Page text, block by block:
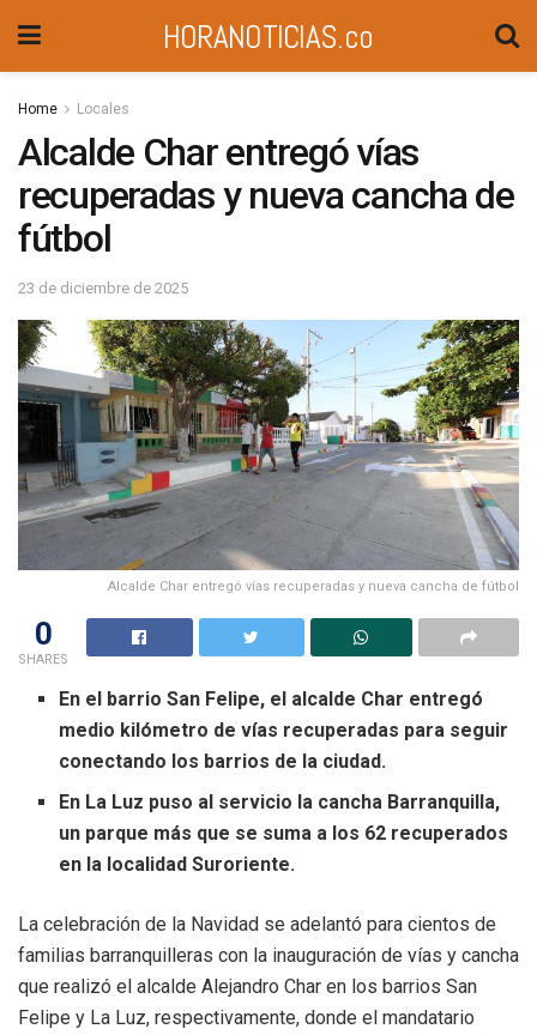
HORANOTICIAS.co
Home Locales
Alcalde Char entregó vías
recuperadas y nueva cancha de
fútbol
23 de diciembre de 2025
Alcalde Char entregó vías recuperadas y nueva cancha de fútbol
0
SHARES
En el barrio San Felipe, el alcalde Char entregó
medio kilómetro de vías recuperadas para seguir
conectando los barrios de la ciudad.
En La Luz puso al servicio la cancha Barranquilla,
un parque más que se suma a los 62 recuperados
en la localidad Suroriente.
La celebración de la Navidad se adelantó para cientos de
familias barranquilleras con la inauguración de vías y cancha
que realizó el alcalde Alejandro Char en los barrios San
Felipe y La Luz, respectivamente, donde el mandatario